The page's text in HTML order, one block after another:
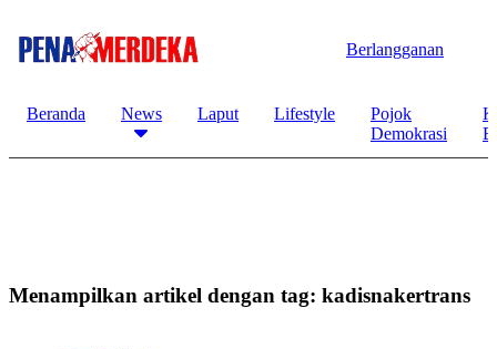
Berlangganan
Beranda News Laput Lifestyle
Pojok
Demokrasi
Menampilkan artikel dengan tag: kadisnakertrans